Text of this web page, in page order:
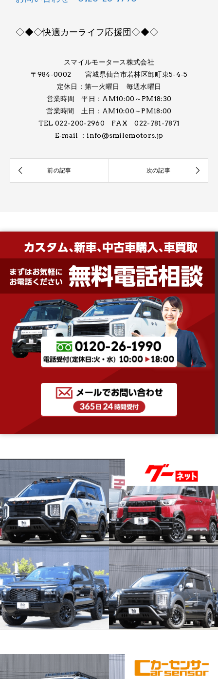
◇◆◇快適カーライフ応援団◇◆◇
スマイルモータース株式会社
〒984-0002 宮城県仙台市若林区卸町東5-4-5
定休日：第一火曜日 毎週水曜日
営業時間 平日：AM10:00～PM18:30
営業時間 土日：AM10:00～PM18:00
TEL 022-200-2960 FAX 022-781-7871
E‐mail ：info@smilemotors.jp